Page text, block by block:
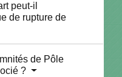
peut-il
de rupture de
de Pôle
?